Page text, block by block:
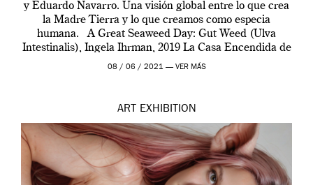
y Eduardo Navarro. Una visión global entre lo que crea
la Madre Tierra y lo que creamos como especia
humana. A Great Seaweed Day: Gut Weed (Ulva
Intestinalis), Ingela Ihrman, 2019 La Casa Encendida de
Madrid y la Wellcome […]
08 / 06 / 2021 — VER MÁS
ART EXHIBITION